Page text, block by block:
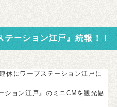
テーション江戸』続報！！
休にワープステーション江戸に
ション江戸』のミニCMを観光協